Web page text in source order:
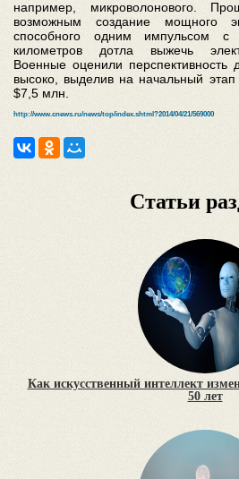
например, микроволонового.
возможным создание мощного
способного одним импульсом с
километров дотла выжечь
Военные оценили перспективность
высоко, выделив на начальный
$7,5 млн.
http://www.cnews.ru/news/top/index.shtml?2014/04/21/569000
Статьи
Как искусственный интеллект
50 лет